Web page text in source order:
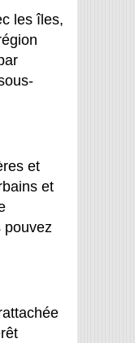
les îles,
et
et
pouvez